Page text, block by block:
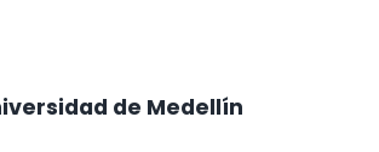
de Medellín